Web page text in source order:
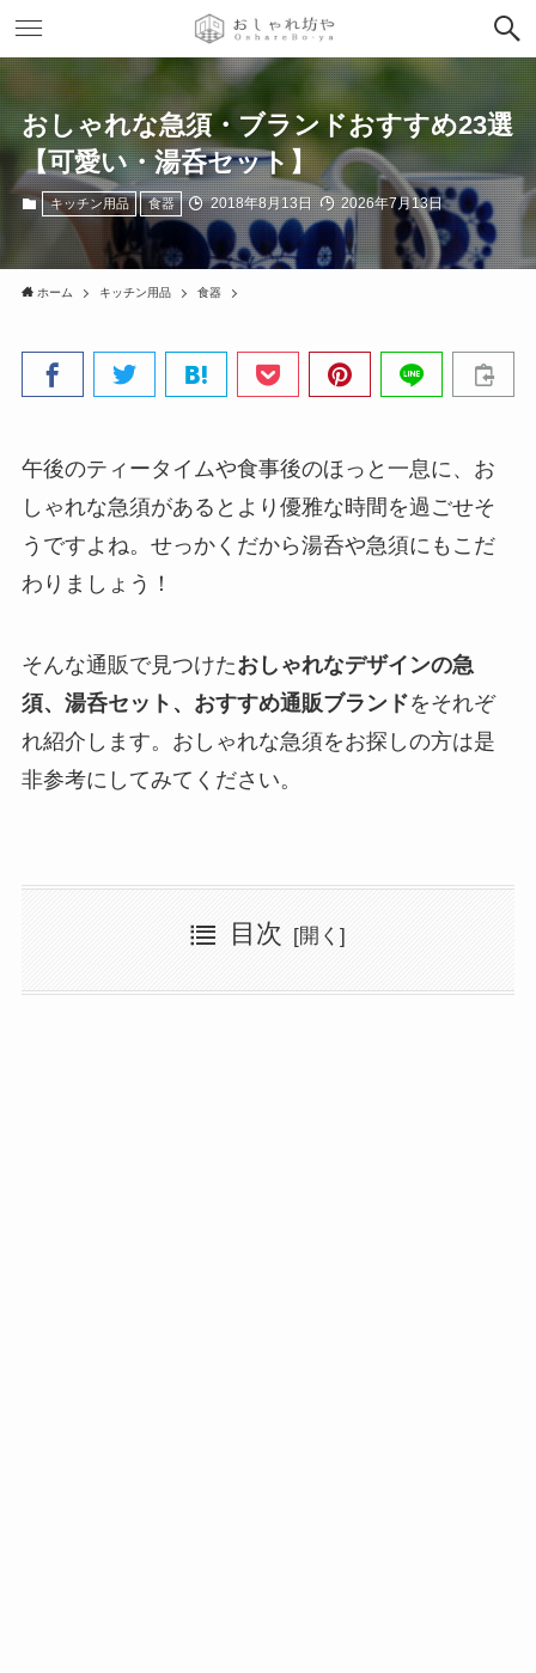
おしゃれな急須・ブランドおすすめ23選
【可愛い・湯呑セット】
キッチン用品 食器 2018年8月13日 2026年7月13日
ホーム キッチン用品 食器
午後のティータイムや食事後のほっと一息に、お
しゃれな急須があるとより優雅な時間を過ごせそ
うですよね。せっかくだから湯呑や急須にもこだ
わりましょう！
そんな通販で見つけたおしゃれなデザインの急
須、湯呑セット、おすすめ通販ブランドをそれぞ
れ紹介します。おしゃれな急須をお探しの方は是
非参考にしてみてください。
目次